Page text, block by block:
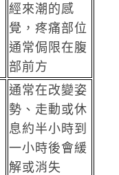
經來潮的感
覺，疼痛部位
通常侷限在腹
部前方
通常在改變姿
勢、走動或休
息約半小時到
一小時後會緩
解或消失